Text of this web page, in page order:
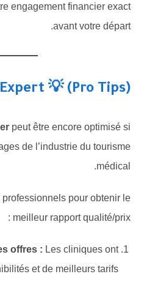
engagement financier exact
avant votre départ.
💡 (Pro Tips)
peut être encore optimisé si
de l’industrie du tourisme
médical.
professionnels pour obtenir le
meilleur rapport qualité/prix :
des offres :Les cliniques ont
et de meilleurs tarifs